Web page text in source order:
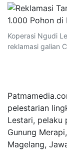
Koperasi Ngudi
reklamasi galian
pelestarian
Lestari, pelaku
Gunung
Magelang,